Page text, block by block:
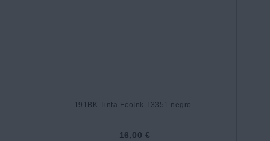
191BK Tinta EcoInk T3351 negro..
16,00 €